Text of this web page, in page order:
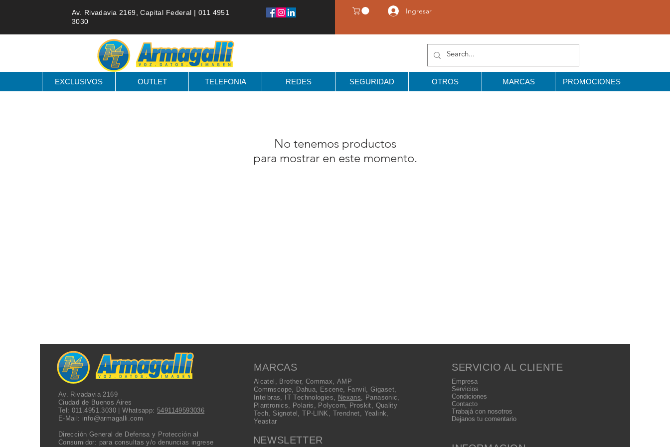
Av. Rivadavia 2169, Capital Federal | 011 4951
3030
Ingresar
EXCLUSIVOS OUTLET TELEFONIA REDES SEGURIDAD OTROS MARCAS PROMOCIONES
No tenemos productos
para mostrar en este momento.
Av. Rivadavia 2169
Ciudad de Buenos Aires
Tel: 011.4951.3030| Whatsapp:5491149593036
E-Mail: info@armagalli.com
Dirección General de Defensa y Protección al
Consumidor: para consultas y/o denuncias ingrese
MARCAS
Alcatel , Brother, Commax,AMP
Commscope, Dahua, Escene, Fanvil ,Gigaset,
Intelbras, IT Technologies, Nexans, Panasonic,
Plantronics, Polaris , Polycom, Proskit, Quality
Tech, Signotel ,TP-LINK , Trendnet, Yealink,
Yeastar
NEWSLETTER
SERVICIO AL CLIENTE
Empresa
Servicios
Condiciones
Contacto
Trabajá con nosotros
Dejanos tu comentario